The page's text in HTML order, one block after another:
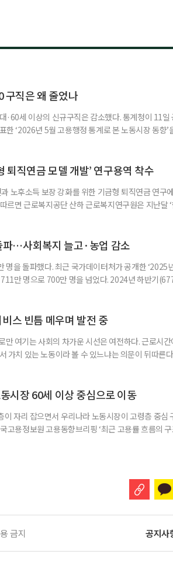
직은 왜 줄었나
·60세 이상의 신규구직은 감소했다. 통계청이 11일
한 ‘2026년 5월 고용행정 통계로 본 노동시장 동향’
급격히 무너졌다기보다 둔화하는
퇴직연금 모델 개발’ 연구용역 착수
노후소득 보장 강화를 위한 기금형 퇴직연금 연구
르면 근로복지공단 산하 근로복지연구원은 지난달
검토와 한국형 모델 개발이 필요하다”고 밝혔다.
파…사회복지 늘고·농업 감소
명을 돌파했다. 최근 국가데이터처가 공개한 ‘2025
만 명으로 700만 명을 넘었다. 2024년 하반기
명 증가했다. 반면
스 빈틈 메우며 발전 중
만 여기는 사회의 차가운 시선은 여전하다. 근로시
가치 있는 노동이라 볼 수 있느냐는 의문이 뒤따른다
수준은 4.05점으로 긍정적인 결과를 보여줬다. 자존
시장 60세 이상 중심으로 이동
자리 잡으면서 우리나라 노동시장이 고령층 중심
고용정보원 고용동향브리핑 ‘최근 고용률 흐름의
금지 공지사